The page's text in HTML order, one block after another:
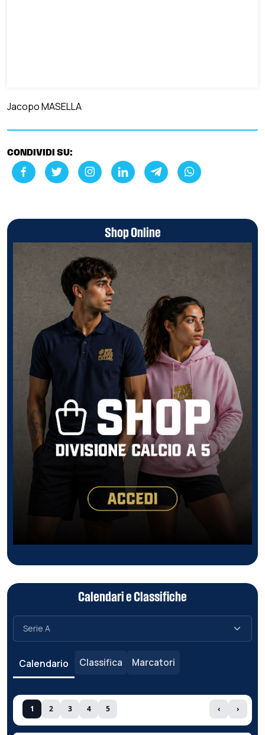
Jacopo MASELLA
CONDIVIDI SU:
Shop Online
Calendari e Classifiche
Calendario Classifica Marcatori
1 2 3 4 5 ‹ ›